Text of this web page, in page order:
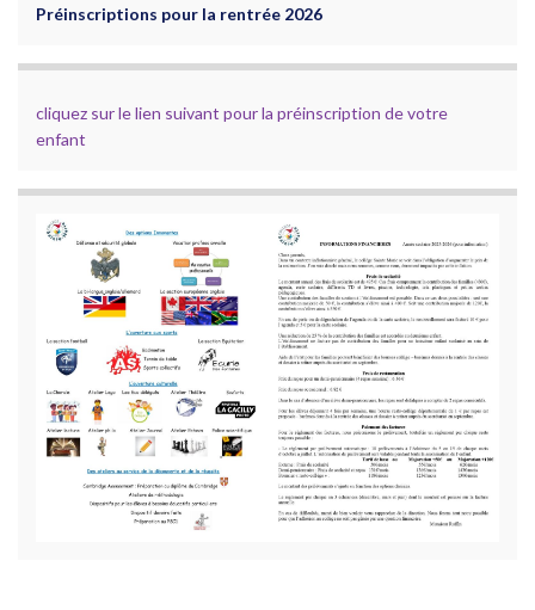
Préinscriptions pour la rentrée 2026
cliquez sur le lien suivant pour la préinscription de votre
enfant